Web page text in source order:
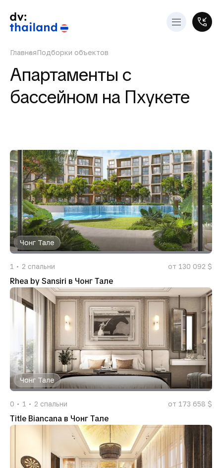
ГлавнаяПодборки объектов
Апартаменты с
бассейном на Пхукете
Чонг Тале
1 2 спальни от 130 092 $
Rhea by Sansiri в Чонг Тале
Чонг Тале
0 1 2 спальни от 173 658 $
Title Biancana в Чонг Тале